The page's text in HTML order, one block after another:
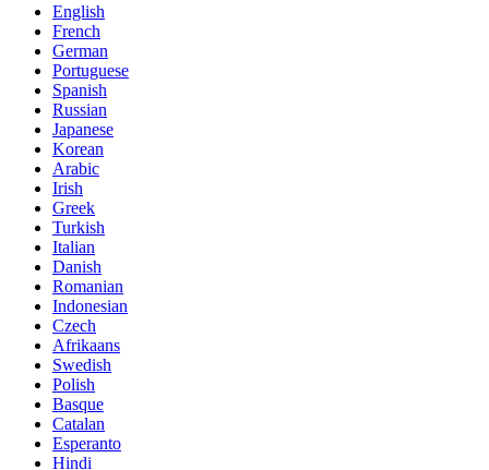
English
French
German
Portuguese
Spanish
Russian
Japanese
Korean
Arabic
Irish
Greek
Turkish
Italian
Danish
Romanian
Indonesian
Czech
Afrikaans
Swedish
Polish
Basque
Catalan
Esperanto
Hindi